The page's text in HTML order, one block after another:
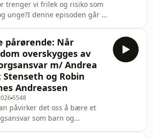
mor, Eva-Beate Galgum, og
Maria Paz Galgum Evensen. De
perspektiver rundt
der mor Eva-Beate ble livst
trenger vi frilek og risiko som
unge?I denne episoden går vi
dette påvirker deres
som voksen. Du får møte
og pedagogen Ive
og psykologen og forskeren
Cappelen, som begge brenner
kraft. De deler begge sine
rundt hva risiko bringer
pårørende: Når
overskygges av
m/ Andrea
Stenseth og Robin
Andreassen
5548
påvirker det oss å bære et
som barn og